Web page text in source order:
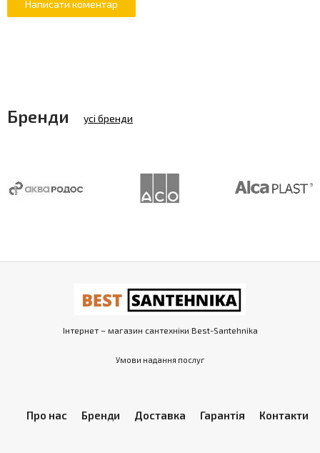
Бренди усі бренди
Інтернет – магазин сантехніки Best-Santehnika
Умови надання послуг
Про нас Бренди Доставка Гарантія Контакти